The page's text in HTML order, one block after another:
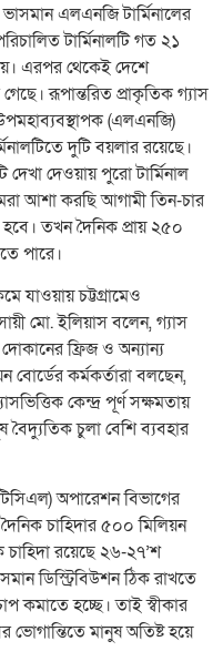
এলএনজি টার্মিনালের
টার্মিনালটি গত ২১
এরপর থেকেই দেশে
রূপান্তরিত প্রাকৃতিক গ্যাস
(এলএনজি)
দুটি বয়লার রয়েছে।
দেওয়ায় পুরো টার্মিনাল
আশা করছি আগামী তিন-চার
তখন দৈনিক প্রায় ২৫০
পারে।
যাওয়ায় চট্টগ্রামেও
মো. ইলিয়াস বলেন, গ্যাস
ফ্রিজ ও অন্যান্য
বোর্ডের কর্মকর্তারা বলছেন,
কেন্দ্র পূর্ণ সক্ষমতায়
চুলা বেশি ব্যবহার
অপারেশন বিভাগের
চাহিদার ৫০০ মিলিয়ন
রয়েছে ২৬-২৭’শ
ডিস্ট্রিবিউশন ঠিক রাখতে
কমাতে হচ্ছে। তাই স্বীকার
ভোগান্তিতে মানুষ অতিষ্ট হয়ে